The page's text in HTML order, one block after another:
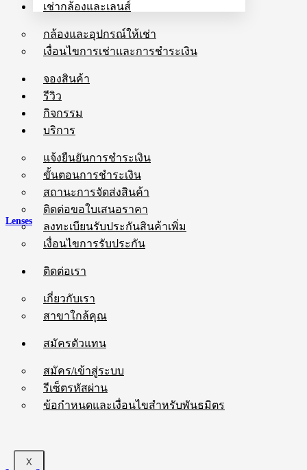
เช่ากล้องและเลนส์
กล้องและอุปกรณ์ให้เช่า
เงื่อนไขการเช่าและการชำระเงิน
จองสินค้า
รีวิว
กิจกรรม
บริการ
แจ้งยืนยันการชำระเงิน
ขั้นตอนการชำระเงิน
สถานะการจัดส่งสินค้า
ติดต่อขอใบเสนอราคา
ลงทะเบียนรับประกันสินค้าเพิ่ม
เงื่อนไขการรับประกัน
ติดต่อเรา
เกี่ยวกับเรา
สาขาใกล้คุณ
สมัครตัวแทน
สมัคร/เข้าสู่ระบบ
รีเซ็ตรหัสผ่าน
ข้อกำหนดและเงื่อนไขสำหรับพันธมิตร
X
Lenses